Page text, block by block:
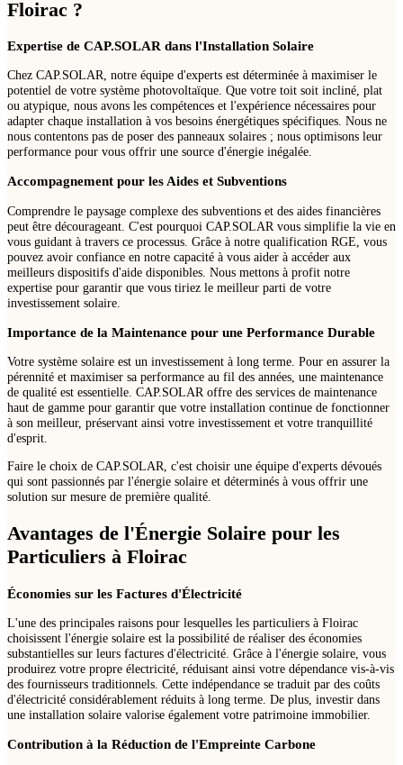
Floirac ?
Expertise de CAP.SOLAR dans l'Installation Solaire
Chez CAP.SOLAR, notre équipe d'experts est déterminée à maximiser le
potentiel de votre système photovoltaïque. Que votre toit soit incliné, plat
ou atypique, nous avons les compétences et l'expérience nécessaires pour
adapter chaque installation à vos besoins énergétiques spécifiques. Nous ne
nous contentons pas de poser des panneaux solaires ; nous optimisons leur
performance pour vous offrir une source d'énergie inégalée.
Accompagnement pour les Aides et Subventions
Comprendre le paysage complexe des subventions et des aides financières
peut être décourageant. C'est pourquoi CAP.SOLAR vous simplifie la vie en
vous guidant à travers ce processus. Grâce à notre qualification RGE, vous
pouvez avoir confiance en notre capacité à vous aider à accéder aux
meilleurs dispositifs d'aide disponibles. Nous mettons à profit notre
expertise pour garantir que vous tiriez le meilleur parti de votre
investissement solaire.
Importance de la Maintenance pour une Performance Durable
Votre système solaire est un investissement à long terme. Pour en assurer la
pérennité et maximiser sa performance au fil des années, une maintenance
de qualité est essentielle. CAP.SOLAR offre des services de maintenance
haut de gamme pour garantir que votre installation continue de fonctionner
à son meilleur, préservant ainsi votre investissement et votre tranquillité
d'esprit.
Faire le choix de CAP.SOLAR, c'est choisir une équipe d'experts dévoués
qui sont passionnés par l'énergie solaire et déterminés à vous offrir une
solution sur mesure de première qualité.
Avantages de l'Énergie Solaire pour les
Particuliers à Floirac
Économies sur les Factures d'Électricité
L'une des principales raisons pour lesquelles les particuliers à Floirac
choisissent l'énergie solaire est la possibilité de réaliser des économies
substantielles sur leurs factures d'électricité. Grâce à l'énergie solaire, vous
produirez votre propre électricité, réduisant ainsi votre dépendance vis-à-vis
des fournisseurs traditionnels. Cette indépendance se traduit par des coûts
d'électricité considérablement réduits à long terme. De plus, investir dans
une installation solaire valorise également votre patrimoine immobilier.
Contribution à la Réduction de l'Empreinte Carbone